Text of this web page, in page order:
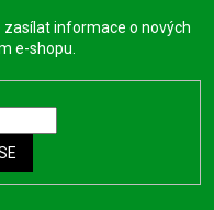
informace o nových
e-shopu.